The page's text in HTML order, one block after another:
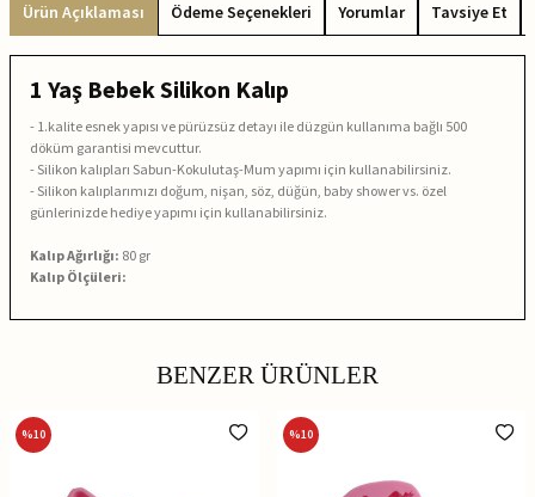
Ürün Açıklaması Ödeme Seçenekleri Yorumlar Tavsiye Et
1 Yaş Bebek Silikon Kalıp
- 1.kalite esnek yapısı ve pürüzsüz detayı ile düzgün kullanıma bağlı 500
döküm garantisi mevcuttur.
- Silikon kalıpları Sabun-Kokulutaş-Mum yapımı için kullanabilirsiniz.
- Silikon kalıplarımızı doğum, nişan, söz, düğün, baby shower vs. özel
günlerinizde hediye yapımı için kullanabilirsiniz.
Kalıp Ağırlığı: 80 gr
Kalıp Ölçüleri:
BENZER ÜRÜNLER
%10 %10